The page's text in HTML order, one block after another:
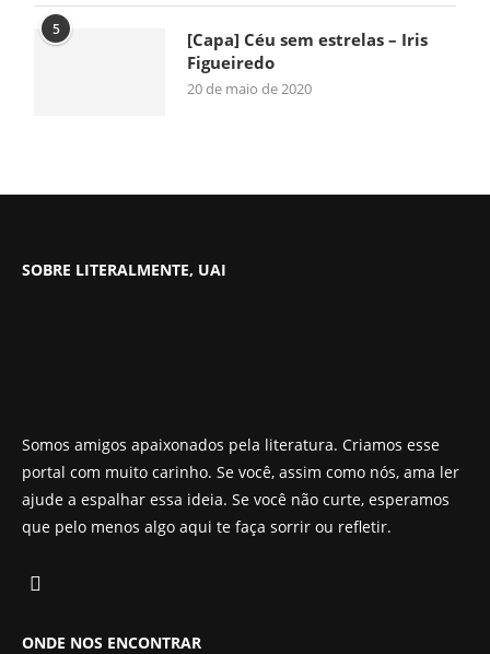
5
[Capa] Céu sem estrelas – Iris
Figueiredo
20 de maio de 2020
SOBRE LITERALMENTE, UAI
Somos amigos apaixonados pela literatura. Criamos esse
portal com muito carinho. Se você, assim como nós, ama ler
ajude a espalhar essa ideia. Se você não curte, esperamos
que pelo menos algo aqui te faça sorrir ou refletir.
ONDE NOS ENCONTRAR